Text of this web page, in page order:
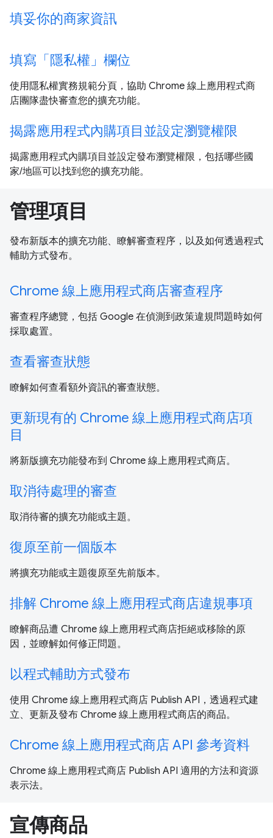
填妥你的商家資訊
填寫「隱私權」欄位
使用隱私權實務規範分頁，協助 Chrome 線上應用程式商
店團隊盡快審查您的擴充功能。
揭露應用程式內購項目並設定瀏覽權限
揭露應用程式內購項目並設定發布瀏覽權限，包括哪些國
家/地區可以找到您的擴充功能。
管理項目
發布新版本的擴充功能、瞭解審查程序，以及如何透過程式
輔助方式發布。
Chrome 線上應用程式商店審查程序
審查程序總覽，包括 Google 在偵測到政策違規問題時如何
採取處置。
查看審查狀態
瞭解如何查看額外資訊的審查狀態。
更新現有的 Chrome 線上應用程式商店項
目
將新版擴充功能發布到 Chrome 線上應用程式商店。
取消待處理的審查
取消待審的擴充功能或主題。
復原至前一個版本
將擴充功能或主題復原至先前版本。
排解 Chrome 線上應用程式商店違規事項
瞭解商品遭 Chrome 線上應用程式商店拒絕或移除的原
因，並瞭解如何修正問題。
以程式輔助方式發布
使用 Chrome 線上應用程式商店 Publish API，透過程式建
立、更新及發布 Chrome 線上應用程式商店的商品。
Chrome 線上應用程式商店 API 參考資料
Chrome 線上應用程式商店 Publish API 適用的方法和資源
表示法。
宣傳商品